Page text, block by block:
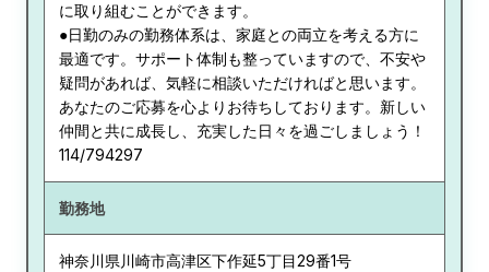
に取り組むことができます。
●日勤のみの勤務体系は、家庭との両立を考える方に
最適です。サポート体制も整っていますので、不安や
疑問があれば、気軽に相談いただければと思います。
あなたのご応募を心よりお待ちしております。新しい
仲間と共に成長し、充実した日々を過ごしましょう！
114/794297
勤務地
神奈川県 川崎市高津区下作延5丁目29番1号